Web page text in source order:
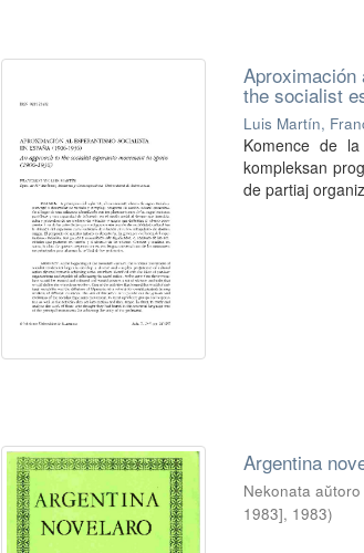
Aproximación
the socialist
Luis Martín,
Komence de
kompleksan
de partiaj
Argentina
Nekonata aŭtoro
1983], 1983)